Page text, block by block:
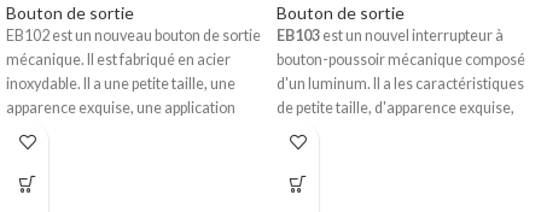
Bouton de sortie
EB102 est un nouveau bouton de sortie
mécanique. Il est fabriqué en acier
inoxydable. Il a une petite taille, une
apparence exquise, une application
économique et des performances à
coût élevé. Il est largement utilisé dans
le contrôle d'accès, les systèmes de
Bouton de sortie
EB103 est un nouvel interrupteur à
bouton-poussoir mécanique composé
d'un luminum. Il a les caractéristiques
de petite taille, d'apparence exquise,
d'application économique, de
performances à coût élevé, etc. Utilisé
dans le domaine de la sécurité du